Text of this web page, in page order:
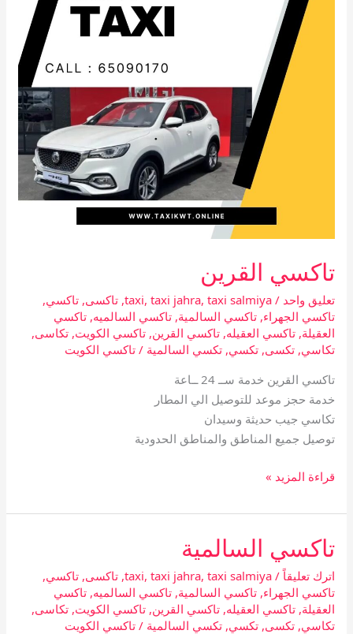
تاكسي القرين
تعليق واحد /
taxi, taxi jahra, taxi salmiya
,تاكسى,تاكسي,
تاكسي الجهراء,تاكسي السالمية,تاكسي السالميه,تاكسي
العقيلة,تاكسي العقيله,تاكسي القرين,تاكسي الكويت,تكاسى,
تكاسي,تكسى,تكسي,تكسي السالمية /تاكسي الكويت
تاكسي القرين خدمة ســ 24 ــاعة
خدمة حجز موعد للتوصيل الي المطار
تكاسي جيب حديثة وسيدان
توصيل جميع المناطق والمناطق الحدودية
قراءة المزيد »
تاكسي السالمية
اترك تعليقاً /
taxi, taxi jahra, taxi salmiya
,تاكسى,تاكسي,
تاكسي الجهراء,تاكسي السالمية,تاكسي السالميه,تاكسي
العقيلة,تاكسي العقيله,تاكسي القرين,تاكسي الكويت,تكاسى,
تكاسي,تكسى,تكسي,تكسي السالمية /تاكسي الكويت
تاكسي
السالمية